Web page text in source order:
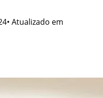
• Atualizado em